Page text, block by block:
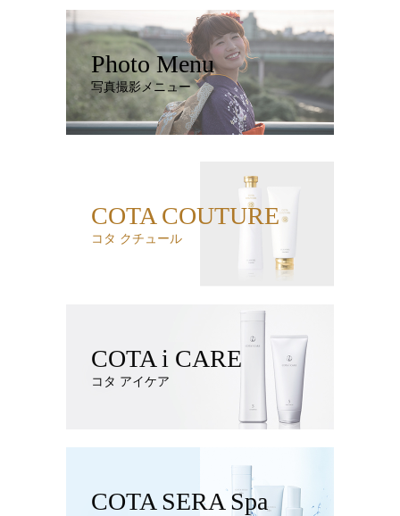
Photo Menu
写真撮影メニュー
COTA COUTURE
コタ クチュール
COTA i CARE
コタ アイケア
COTA SERA Spa